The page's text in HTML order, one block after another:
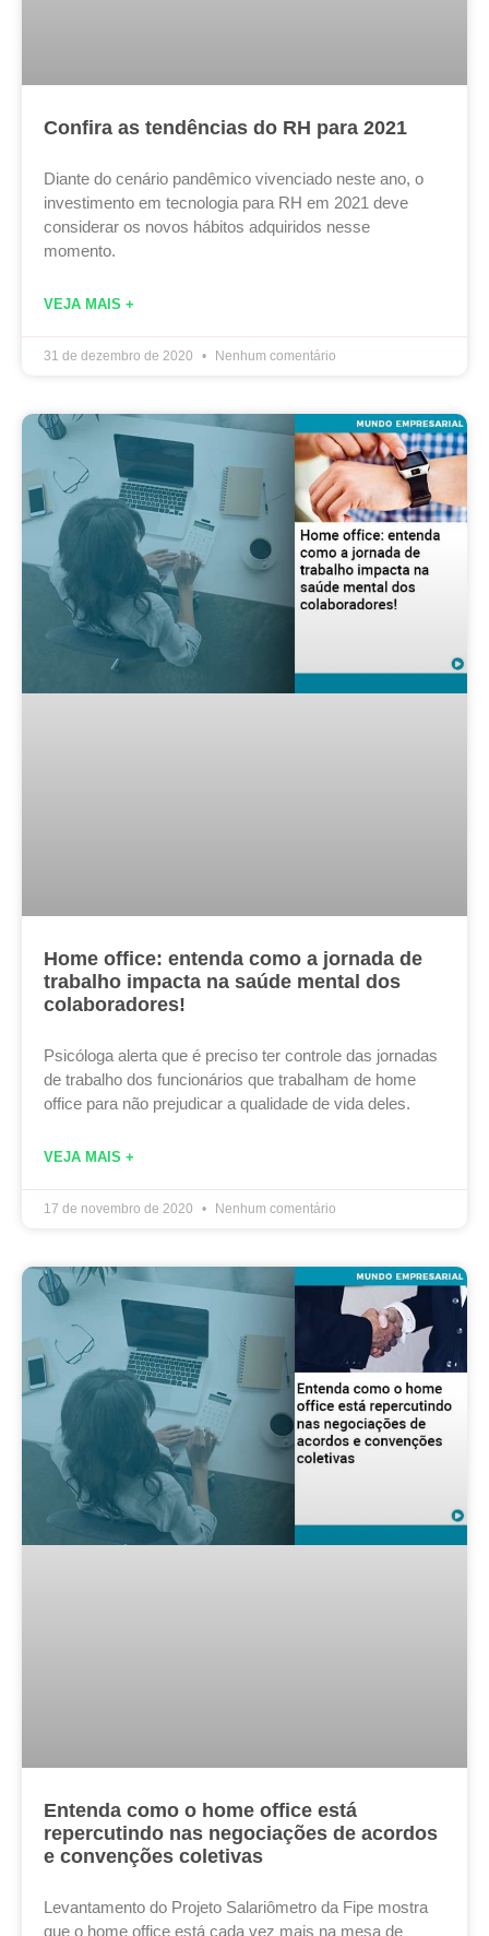
Confira as tendências do RH para 2021
Diante do cenário pandêmico vivenciado neste ano, o
investimento em tecnologia para RH em 2021 deve
considerar os novos hábitos adquiridos nesse
momento.
VEJA MAIS +
31 de dezembro de 2020 Nenhum comentário
Home office: entenda como a jornada de
trabalho impacta na saúde mental dos
colaboradores!
Psicóloga alerta que é preciso ter controle das jornadas
de trabalho dos funcionários que trabalham de home
office para não prejudicar a qualidade de vida deles.
VEJA MAIS +
17 de novembro de 2020 Nenhum comentário
Entenda como o home office está
repercutindo nas negociações de acordos
e convenções coletivas
Levantamento do Projeto Salariômetro da Fipe mostra
que o home office está cada vez mais na mesa de